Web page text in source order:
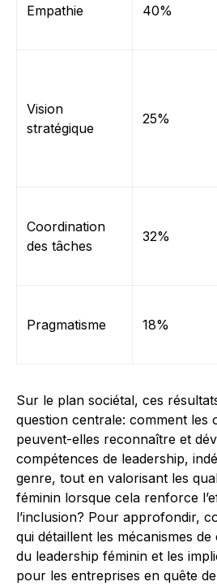
Empathie 40%
Vision
stratégique
25%
Coordination
des tâches
32%
Pragmatisme 18%
Sur le plan sociétal, ces
question centrale: comment les
peuvent-elles reconnaître et
compétences de leadership,
genre, tout en valorisant les
féminin lorsque cela renforce
l’inclusion? Pour approfondir,
qui détaillent les mécanismes
du leadership féminin et les
pour les entreprises en quête de